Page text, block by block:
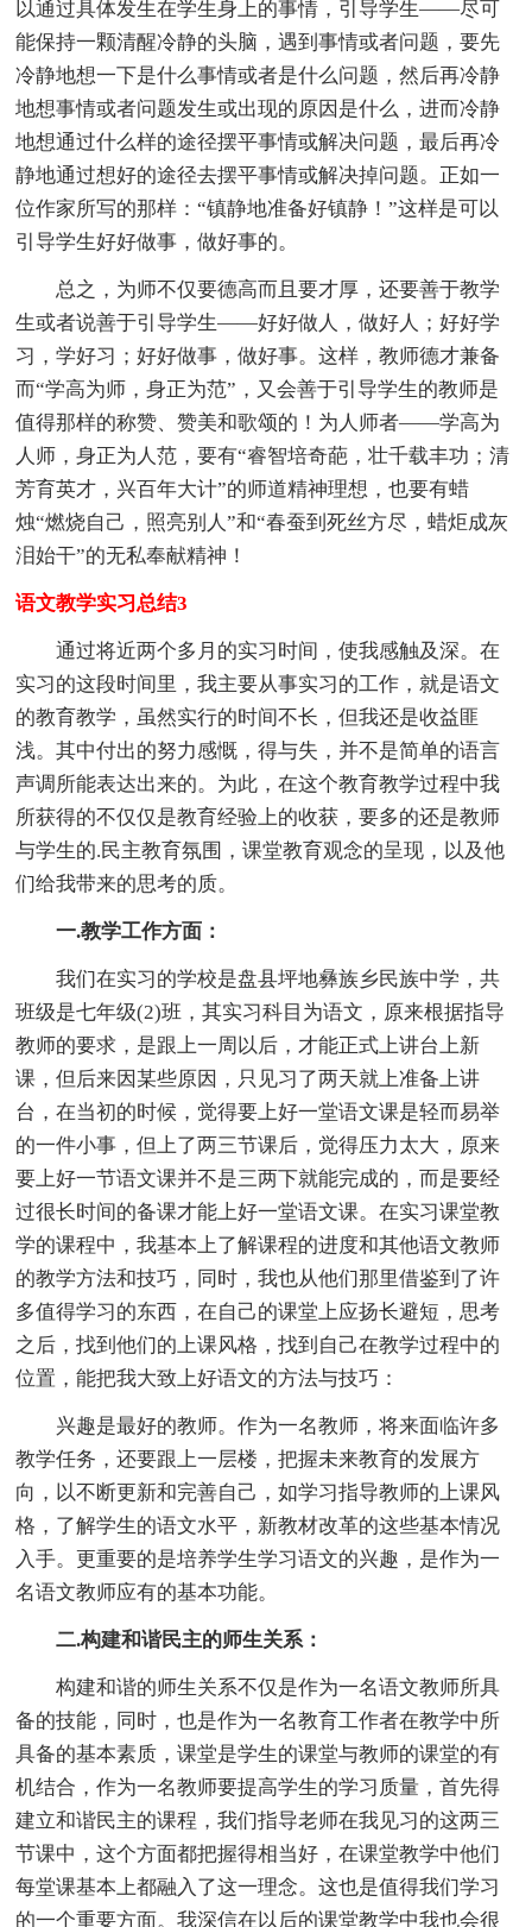
以通过具体发生在学生身上的事情，引导学生——尽可
能保持一颗清醒冷静的头脑，遇到事情或者问题，要先
冷静地想一下是什么事情或者是什么问题，然后再冷静
地想事情或者问题发生或出现的原因是什么，进而冷静
地想通过什么样的途径摆平事情或解决问题，最后再冷
静地通过想好的途径去摆平事情或解决掉问题。正如一
位作家所写的那样：“镇静地准备好镇静！”这样是可以
引导学生好好做事，做好事的。
总之，为师不仅要德高而且要才厚，还要善于教学
生或者说善于引导学生——好好做人，做好人；好好学
习，学好习；好好做事，做好事。这样，教师德才兼备
而“学高为师，身正为范”，又会善于引导学生的教师是
值得那样的称赞、赞美和歌颂的！为人师者——学高为
人师，身正为人范，要有“睿智培奇葩，壮千载丰功；清
芳育英才，兴百年大计”的师道精神理想，也要有蜡
烛“燃烧自己，照亮别人”和“春蚕到死丝方尽，蜡炬成灰
泪始干”的无私奉献精神！
语文教学实习总结3
通过将近两个多月的实习时间，使我感触及深。在
实习的这段时间里，我主要从事实习的工作，就是语文
的教育教学，虽然实行的时间不长，但我还是收益匪
浅。其中付出的努力感慨，得与失，并不是简单的语言
声调所能表达出来的。为此，在这个教育教学过程中我
所获得的不仅仅是教育经验上的收获，要多的还是教师
与学生的.民主教育氛围，课堂教育观念的呈现，以及他
们给我带来的思考的质。
一.教学工作方面：
我们在实习的学校是盘县坪地彝族乡民族中学，共
班级是七年级(2)班，其实习科目为语文，原来根据指导
教师的要求，是跟上一周以后，才能正式上讲台上新
课，但后来因某些原因，只见习了两天就上准备上讲
台，在当初的时候，觉得要上好一堂语文课是轻而易举
的一件小事，但上了两三节课后，觉得压力太大，原来
要上好一节语文课并不是三两下就能完成的，而是要经
过很长时间的备课才能上好一堂语文课。在实习课堂教
学的课程中，我基本上了解课程的进度和其他语文教师
的教学方法和技巧，同时，我也从他们那里借鉴到了许
多值得学习的东西，在自己的课堂上应扬长避短，思考
之后，找到他们的上课风格，找到自己在教学过程中的
位置，能把我大致上好语文的方法与技巧：
兴趣是最好的教师。作为一名教师，将来面临许多
教学任务，还要跟上一层楼，把握未来教育的发展方
向，以不断更新和完善自己，如学习指导教师的上课风
格，了解学生的语文水平，新教材改革的这些基本情况
入手。更重要的是培养学生学习语文的兴趣，是作为一
名语文教师应有的基本功能。
二.构建和谐民主的师生关系：
构建和谐的师生关系不仅是作为一名语文教师所具
备的技能，同时，也是作为一名教育工作者在教学中所
具备的基本素质，课堂是学生的课堂与教师的课堂的有
机结合，作为一名教师要提高学生的学习质量，首先得
建立和谐民主的课程，我们指导老师在我见习的这两三
节课中，这个方面都把握得相当好，在课堂教学中他们
每堂课基本上都融入了这一理念。这也是值得我们学习
的一个重要方面。我深信在以后的课堂教学中我也会很